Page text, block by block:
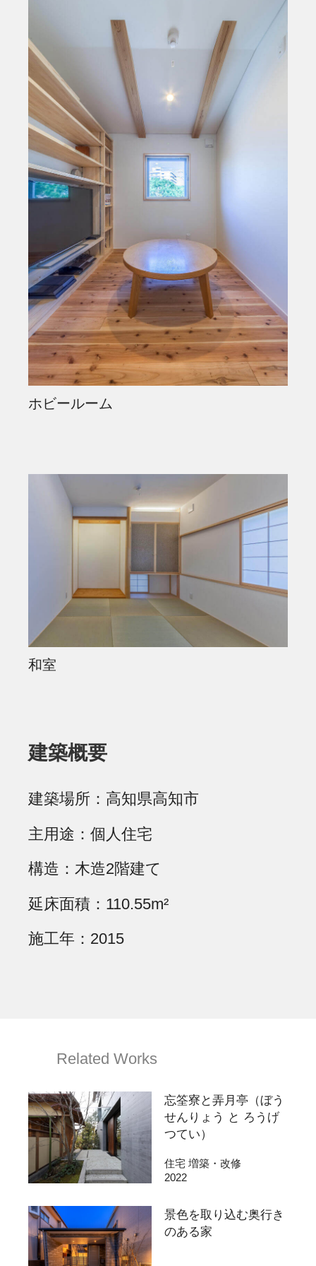
ホビールーム
和室
建築概要
建築場所
高知県高知市
主用途
個人住宅
構造
木造2階建て
延床面積
110.55m²
施工年
2015
Related Works
忘筌寮と弄月亭（ぼう
せんりょう と ろうげ
つてい）
住宅 増築・改修
2022
景色を取り込む奥行き
のある家